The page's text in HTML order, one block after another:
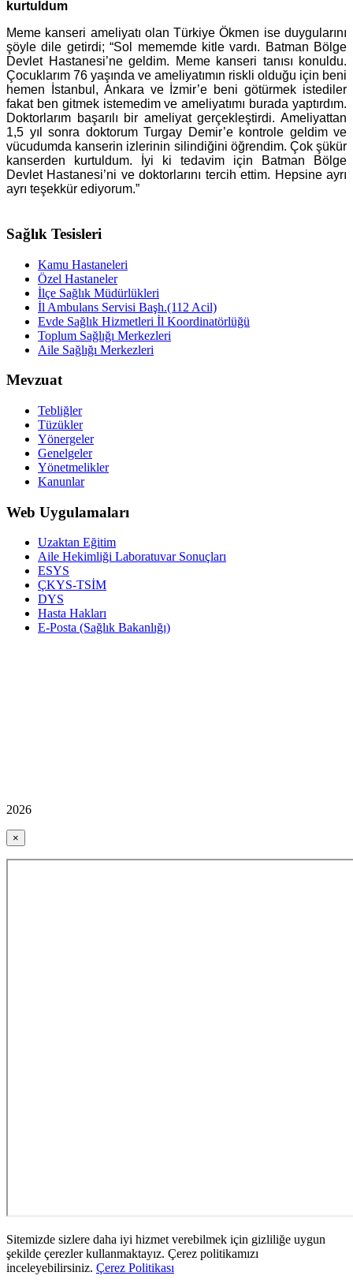
kurtuldum
Meme kanseri ameliyatı olan Türkiye Ökmen ise duygularını
şöyle dile getirdi; “Sol mememde kitle vardı. Batman Bölge
Devlet Hastanesi’ne geldim. Meme kanseri tanısı konuldu.
Çocuklarım 76 yaşında ve ameliyatımın riskli olduğu için beni
hemen İstanbul, Ankara ve İzmir’e beni götürmek istediler
fakat ben gitmek istemedim ve ameliyatımı burada yaptırdım.
Doktorlarım başarılı bir ameliyat gerçekleştirdi. Ameliyattan
1,5 yıl sonra doktorum Turgay Demir’e kontrole geldim ve
vücudumda kanserin izlerinin silindiğini öğrendim. Çok şükür
kanserden kurtuldum. İyi ki tedavim için Batman Bölge
Devlet Hastanesi’ni ve doktorlarını tercih ettim. Hepsine ayrı
ayrı teşekkür ediyorum.”
Sağlık Tesisleri
Kamu Hastaneleri
Özel Hastaneler
İlçe Sağlık Müdürlükleri
İl Ambulans Servisi Başh.(112 Acil)
Evde Sağlık Hizmetleri İl Koordinatörlüğü
Toplum Sağlığı Merkezleri
Aile Sağlığı Merkezleri
Mevzuat
Tebliğler
Tüzükler
Yönergeler
Genelgeler
Yönetmelikler
Kanunlar
Web Uygulamaları
Uzaktan Eğitim
Aile Hekimliği Laboratuvar Sonuçları
ESYS
ÇKYS-TSİM
DYS
Hasta Hakları
E-Posta (Sağlık Bakanlığı)
2026
×
Sitemizde sizlere daha iyi hizmet verebilmek için gizliliğe uygun
şekilde çerezler kullanmaktayız. Çerez politikamızı
inceleyebilirsiniz. Çerez Politikası